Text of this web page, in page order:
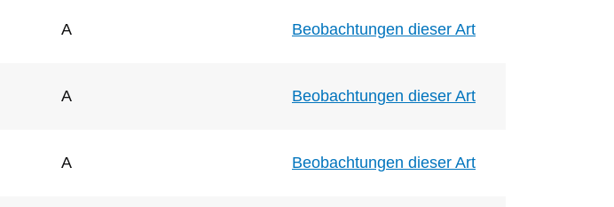
A Beobachtungen dieser Art
A Beobachtungen dieser Art
A Beobachtungen dieser Art